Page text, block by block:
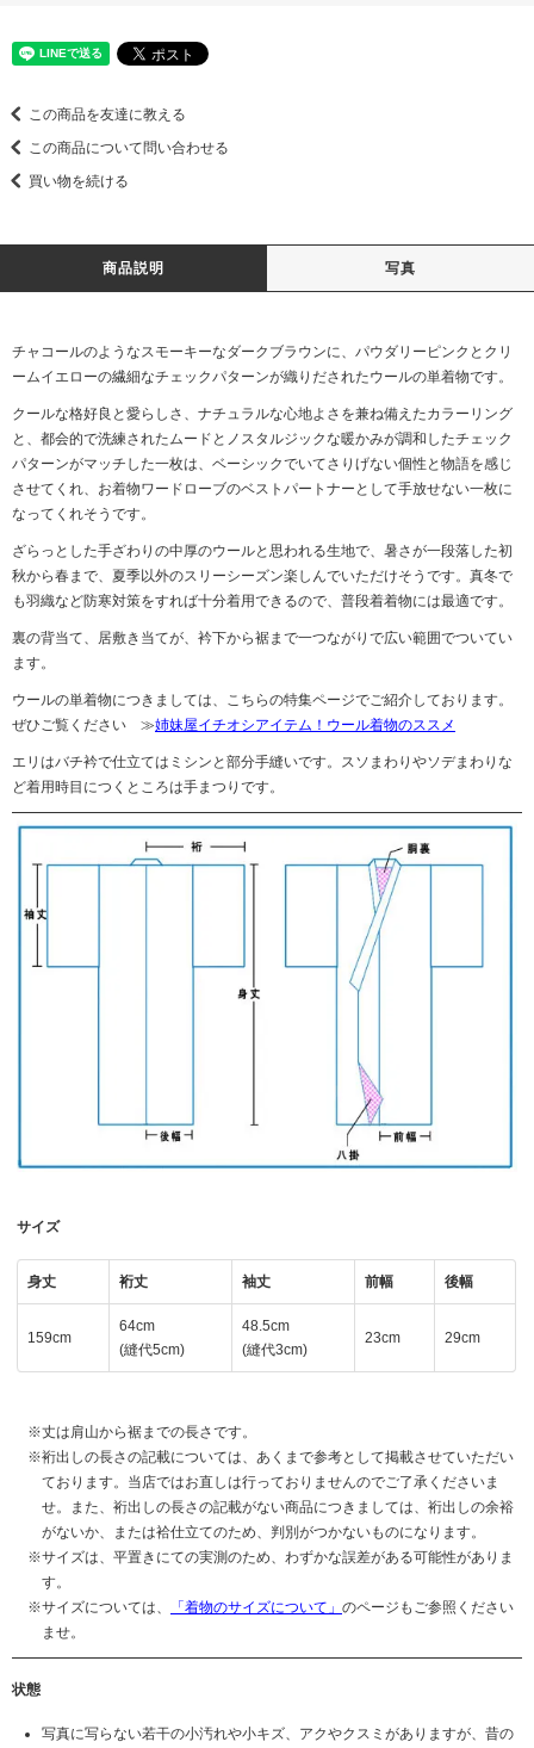
この商品を友達に教える
この商品について問い合わせる
買い物を続ける
商品説明 写真
チャコールのようなスモーキーなダークブラウンに、パウダリーピンクとクリ
ームイエローの繊細なチェックパターンが織りだされたウールの単着物です。
クールな格好良と愛らしさ、ナチュラルな心地よさを兼ね備えたカラーリング
と、都会的で洗練されたムードとノスタルジックな暖かみが調和したチェック
パターンがマッチした一枚は、ベーシックでいてさりげない個性と物語を感じ
させてくれ、お着物ワードローブのベストパートナーとして手放せない一枚に
なってくれそうです。
ざらっとした手ざわりの中厚のウールと思われる生地で、暑さが一段落した初
秋から春まで、夏季以外のスリーシーズン楽しんでいただけそうです。真冬で
も羽織など防寒対策をすれば十分着用できるので、普段着着物には最適です。
裏の背当て、居敷き当てが、衿下から裾まで一つながりで広い範囲でついてい
ます。
ウールの単着物につきましては、こちらの特集ページでご紹介しております。
ぜひご覧ください ≫姉妹屋イチオシアイテム！ウール着物のススメ
エリはバチ衿で仕立てはミシンと部分手縫いです。スソまわりやソデまわりな
ど着用時目につくところは手まつりです。
サイズ
身丈 裄丈 袖丈 前幅 後幅
159cm
64cm
(縫代5cm)
48.5cm
(縫代3cm)
23cm 29cm
丈は肩山から裾までの長さです。
裄出しの長さの記載については、あくまで参考として掲載させていただい
ております。当店ではお直しは行っておりませんのでご了承くださいま
せ。また、裄出しの長さの記載がない商品につきましては、裄出しの余裕
がないか、または袷仕立てのため、判別がつかないものになります。
サイズは、平置きにての実測のため、わずかな誤差がある可能性がありま
す。
サイズについては、
「着物のサイズについて」 のページもご参照ください
ませ。
状態
写真に写らない若干の小汚れや小キズ、アクやクスミがありますが、昔の